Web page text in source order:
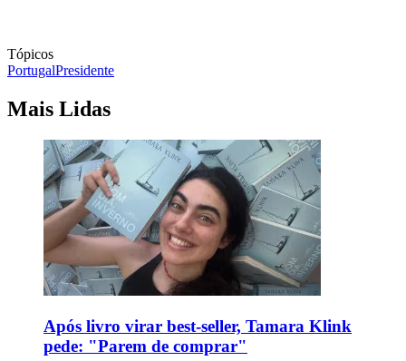
Tópicos
PortugalPresidente
Mais Lidas
Após livro virar best-seller, Tamara Klink
pede: "Parem de comprar"